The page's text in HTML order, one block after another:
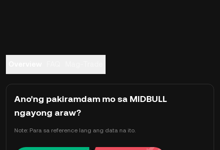
Ano'ng pakiramdam mo sa MIDBULL
ngayong araw?
Note: Para sa reference lang ang data na ito.